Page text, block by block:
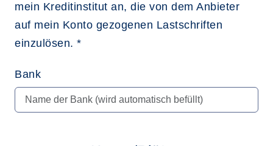
mein Kreditinstitut an, die von dem Anbieter
auf mein Konto gezogenen Lastschriften
einzulösen. *
Bank